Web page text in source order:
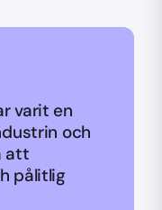
varit en
och
att
pålitlig